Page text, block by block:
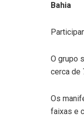
Bahia
O grupo
cerca de
Os
faixas e